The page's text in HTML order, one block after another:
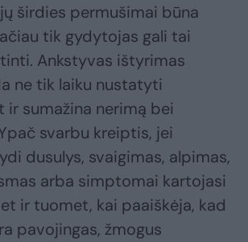
širdies permušimai būna
tik gydytojas gali tai
Ankstyvas ištyrimas
ne tik laiku nustatyti
ir sumažina nerimą bei
svarbu kreiptis, jei
dusulys, svaigimas, alpimas,
arba simptomai kartojasi
ir tuomet, kai paaiškėja, kad
pavojingas, žmogus